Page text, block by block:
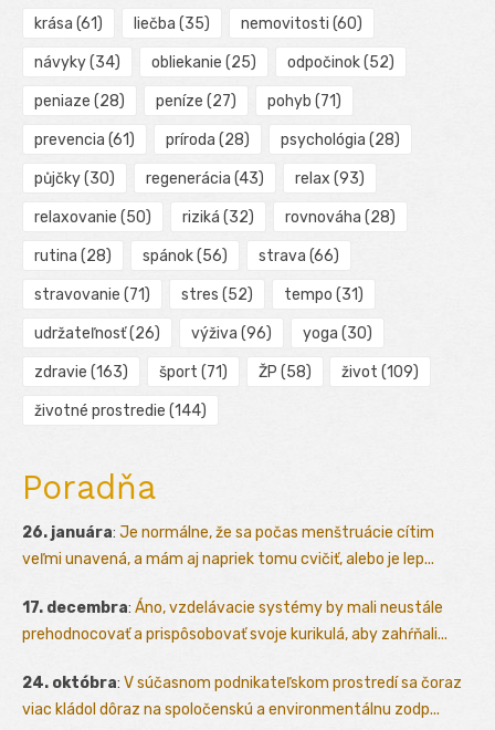
krása (61) liečba (35) nemovitosti (60)
návyky(34) obliekanie (25) odpočinok(52)
peniaze (28) peníze (27) pohyb (71)
prevencia (61) príroda (28) psychológia (28)
půjčky(30) regenerácia (43) relax (93)
relaxovanie (50) riziká (32) rovnováha (28)
rutina (28) spánok(56) strava (66)
stravovanie (71) stres (52) tempo (31)
udržateľnosť(26) výživa (96) yoga (30)
zdravie (163) šport (71) ŽP (58) život (109)
životné prostredie (144)
Poradňa
26. januára: Je normálne, že sa počas menštruácie cítim
veľmi unavená, a mám aj napriek tomu cvičiť, alebo je lep...
17. decembra: Áno, vzdelávacie systémy by mali neustále
prehodnocovať a prispôsobovať svoje kurikulá, aby zahŕňali...
24. októbra: V súčasnom podnikateľskom prostredí sa čoraz
viac kládol dôraz na spoločenskú a environmentálnu zodp...